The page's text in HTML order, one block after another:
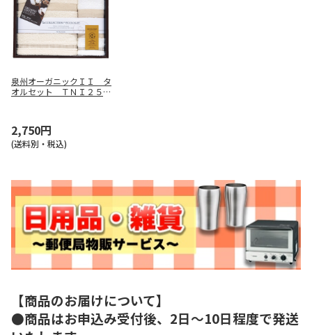
泉州オーガニックＩＩ タ
オルセット ＴＮＩ２５０
2,750円
(送料別・税込)
【商品のお届けについて】
●商品はお申込み受付後、2日～10日程度で発送